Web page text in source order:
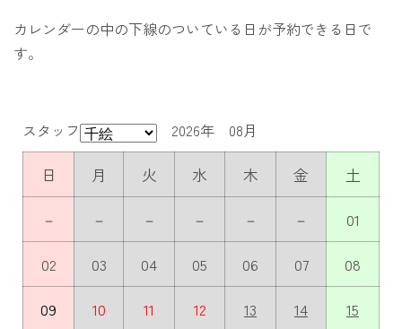
ご予約 →
カレンダーの中の下線のついている日が予約できる日で
す。
スタッフ 2026年 08月
日 月 火 水 木 金
土
－
－ － － － －
01
02
03 04 05 06 07
08
09
10 11 12 13 14
15